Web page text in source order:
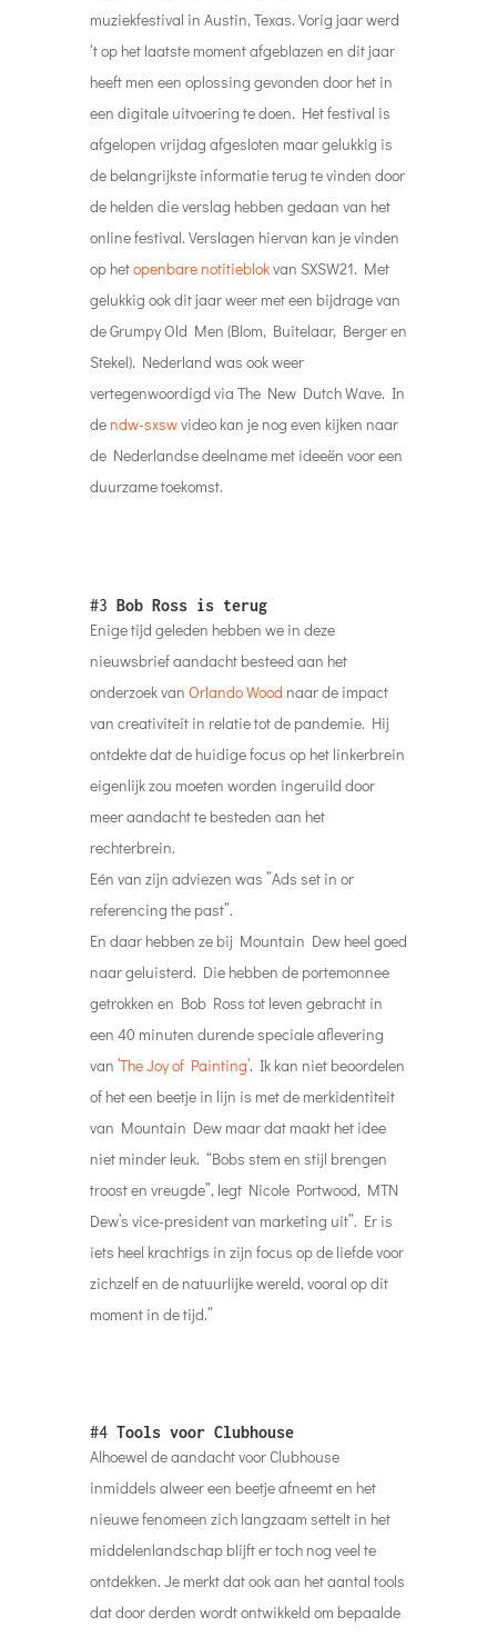
muziekfestival in Austin, Texas. Vorig jaar werd
‘t op het laatste moment afgeblazen en dit jaar
heeft men een oplossing gevonden door het in
een digitale uitvoering te doen. Het festival is
afgelopen vrijdag afgesloten maar gelukkig is
de belangrijkste informatie terug te vinden door
de helden die verslag hebben gedaan van het
online festival. Verslagen hiervan kan je vinden
op hetopenbare notitieblokvan SXSW21. Met
gelukkig ook dit jaar weer met een bijdrage van
de Grumpy Old Men (Blom, Buitelaar, Berger en
Stekel). Nederland was ook weer
vertegenwoordigd via The New Dutch Wave. In
dendw-sxswvideo kan je nog even kijken naar
de Nederlandse deelname met ideeën voor een
duurzame toekomst.
#3 Bob Ross is terug
Enige tijd geleden hebben we in deze
nieuwsbrief aandacht besteed aan het
onderzoek van Orlando Wood naar de impact
van creativiteit in relatie tot de pandemie. Hij
ontdekte dat de huidige focus op het linkerbrein
eigenlijk zou moeten worden ingeruild door
meer aandacht te besteden aan het
rechterbrein.
Eén van zijn adviezen was ”Ads set in or
referencing the past”.
En daar hebben ze bij Mountain Dew heel goed
naar geluisterd. Die hebben de portemonnee
getrokken en Bob Ross tot leven gebracht in
een 40 minuten durende speciale aflevering
van ’The Joy of Painting’. Ik kan niet beoordelen
of het een beetje in lijn is met de merkidentiteit
van Mountain Dew maar dat maakt het idee
niet minder leuk. “Bobs stem en stijl brengen
troost en vreugde”, legt Nicole Portwood, MTN
Dew’s vice-president van marketing uit”. Er is
iets heel krachtigs in zijn focus op de liefde voor
zichzelf en de natuurlijke wereld, vooral op dit
moment in de tijd.”
#4 Tools voor Clubhouse
Alhoewel de aandacht voor Clubhouse
inmiddels alweer een beetje afneemt en het
nieuwe fenomeen zich langzaam settelt in het
middelenlandschap blijft er toch nog veel te
ontdekken. Je merkt dat ook aan het aantal tools
dat door derden wordt ontwikkeld om bepaalde